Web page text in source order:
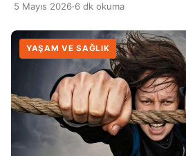
kendini güvensiz, değersiz ya da
neden olabilir. Bu durum, özellikle
bozukluğu ve depresyon gibi ruhsal
çıkmasına zemin hazırlayabilir.
zararı da fiziksel […]
5 Mayıs 2026·6 dk okuma
YAŞAM VE SAĞLIK